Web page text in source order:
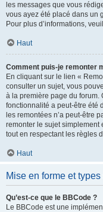
les messages que vous
vous ayez été placé dans un
Pour plus d’informations,
Haut
Comment puis-je remonter
En cliquant sur le lien «
consulter un sujet, vous
à la première page du forum.
fonctionnalité a peut-être été
les remontées n’a peut-être
remonter le sujet simplement
tout en respectant les règles
Haut
Mise en forme et
Qu’est-ce que le BBCode ?
Le BBCode est une